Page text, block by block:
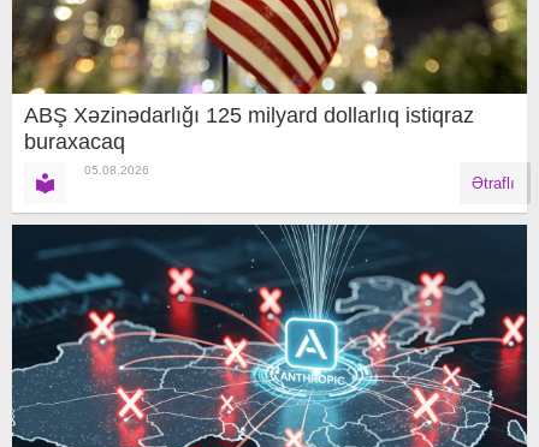
ABŞ Xəzinədarlığı 125 milyard dollarlıq istiqraz
buraxacaq
05.08.2026
Ətraflı